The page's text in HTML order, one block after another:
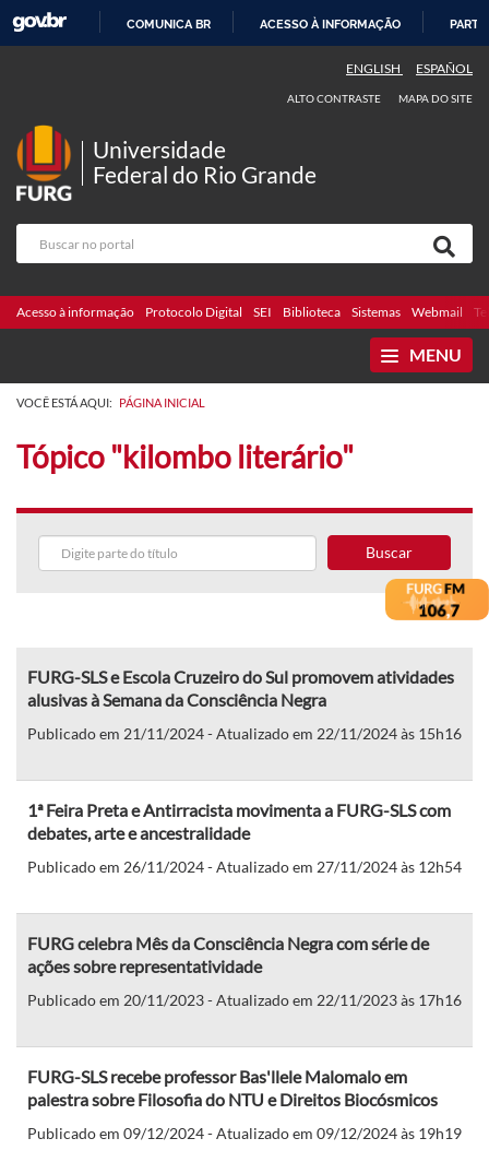
COMUNICA BR ACESSO À INFORMAÇÃO
ENGLISH ESPAÑOL
ALTO CONTRASTE MAPA DO SITE
Universidade
Federal do Rio Grande
Acesso à informação Protocolo Digital SEI Biblioteca Sistemas Webmail
MENU
VOCÊ ESTÁ AQUI: PÁGINA INICIAL
Tópico "kilombo literário"
Buscar
FURG-SLS e Escola Cruzeiro do Sul promovem atividades
alusivas à Semana da Consciência Negra
Publicado em 21/11/2024 - Atualizado em 22/11/2024 às 15h16
1ª Feira Preta e Antirracista movimenta a FURG-SLS com
debates, arte e ancestralidade
Publicado em 26/11/2024 - Atualizado em 27/11/2024 às 12h54
FURG celebra Mês da Consciência Negra com série de
ações sobre representatividade
Publicado em 20/11/2023 - Atualizado em 22/11/2023 às 17h16
FURG-SLS recebe professor Bas'llele Malomalo em
palestra sobre Filosofia do NTU e Direitos Biocósmicos
Publicado em 09/12/2024 - Atualizado em 09/12/2024 às 19h19